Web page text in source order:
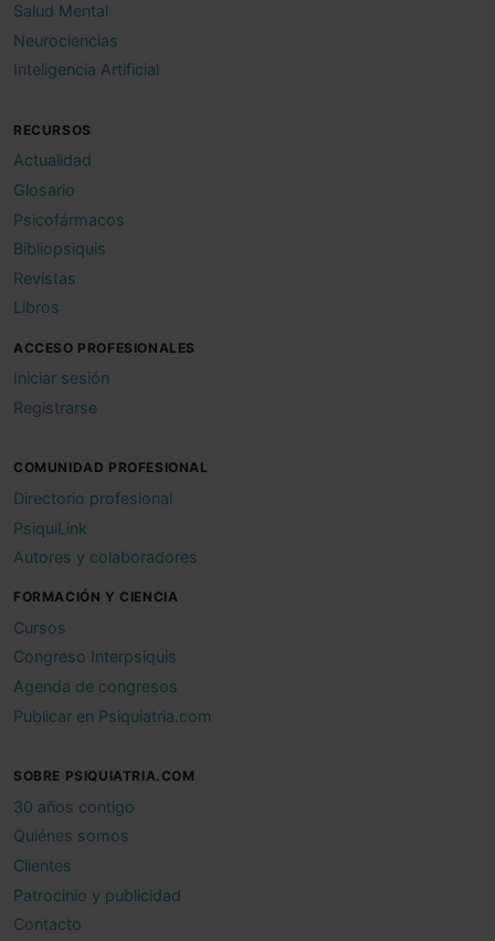
Salud Mental
Neurociencias
Inteligencia Artificial
RECURSOS
Actualidad
Glosario
Psicofármacos
Bibliopsiquis
Revistas
Libros
ACCESO PROFESIONALES
Iniciar sesión
Registrarse
COMUNIDAD PROFESIONAL
Directorio profesional
PsiquiLink
Autores y colaboradores
FORMACIÓN Y CIENCIA
Cursos
Congreso Interpsiquis
Agenda de congresos
Publicar en Psiquiatria.com
SOBRE PSIQUIATRIA.COM
30 años contigo
Quiénes somos
Clientes
Patrocinio y publicidad
Contacto